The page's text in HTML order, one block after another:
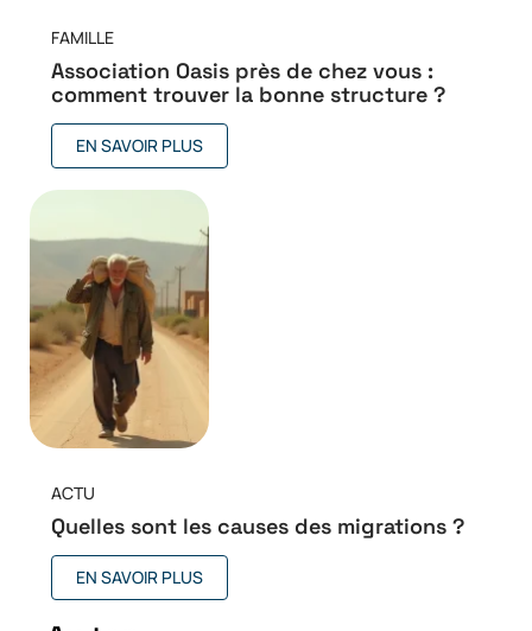
FAMILLE
Association Oasis près de chez vous :
comment trouver la bonne structure ?
EN SAVOIR PLUS
ACTU
Quelles sont les causes des migrations ?
EN SAVOIR PLUS